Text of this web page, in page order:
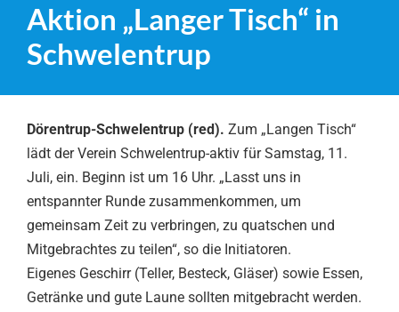
Aktion „Langer Tisch“ in
Schwelentrup
Dörentrup-Schwelentrup (red). Zum „Langen Tisch“
lädt der Verein Schwelentrup-aktiv für Samstag, 11.
Juli, ein. Beginn ist um 16 Uhr. „Lasst uns in
entspannter Runde zusammenkommen, um
gemeinsam Zeit zu verbringen, zu quatschen und
Mitgebrachtes zu teilen“, so die Initiatoren.
Eigenes Geschirr (Teller, Besteck, Gläser) sowie Essen,
Getränke und gute Laune sollten mitgebracht werden.